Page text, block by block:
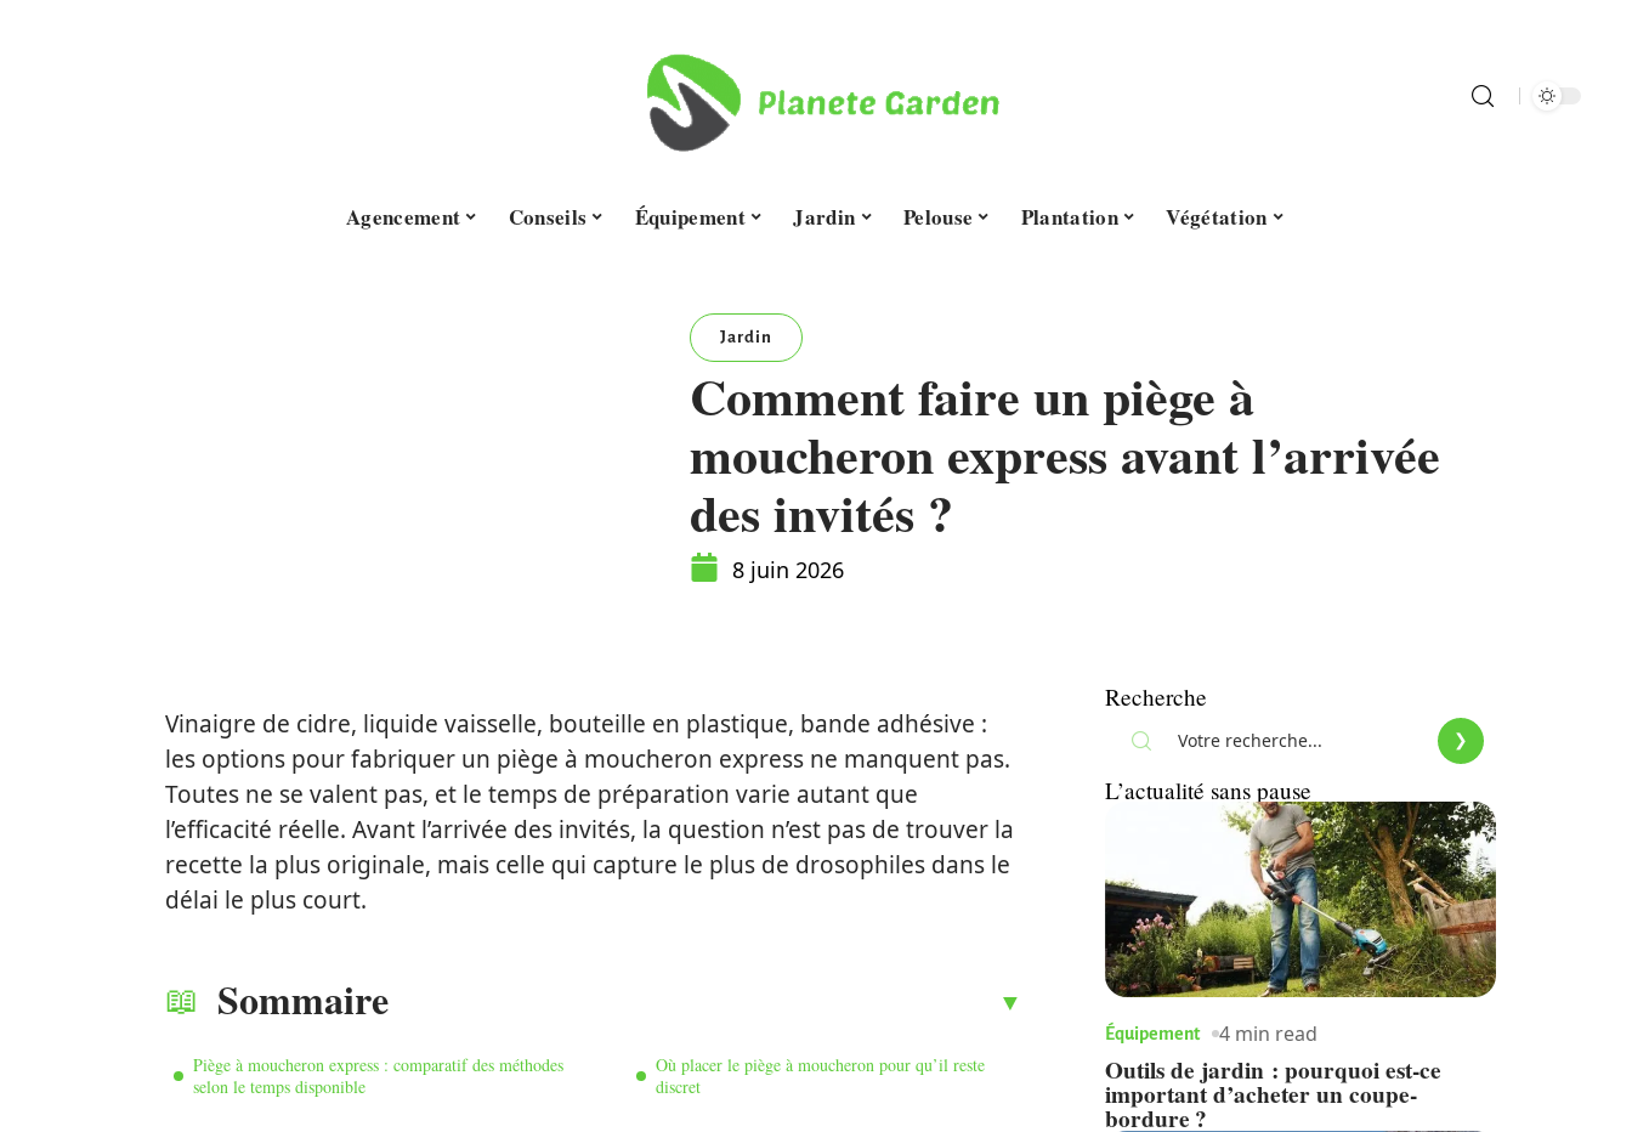
Agencement Conseils Équipement Jardin Pelouse Plantation Végétation
Jardin
Comment faire un piège à
moucheron express avant l’arrivée
des invités ?
8 juin 2026
Vinaigre de cidre, liquide vaisselle, bouteille en plastique, bande adhésive :
les options pour fabriquer un piège à moucheron express ne manquent pas.
Toutes ne se valent pas, et le temps de préparation varie autant que
l’efficacité réelle. Avant l’arrivée des invités, la question n’est pas de trouver la
recette la plus originale, mais celle qui capture le plus de drosophiles dans le
délai le plus court.
Sommaire
Piège à moucheron express : comparatif des méthodes
selon le temps disponible
Où placer le piège à moucheron pour qu’il reste
discret
Recherche
L’actualité sans pause
Équipement 4 min read
Outils de jardin : pourquoi est-ce
important d’acheter un coupe-
bordure ?